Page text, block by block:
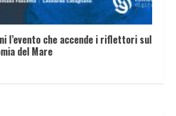
l’evento che accende i riflettori sul
del Mare